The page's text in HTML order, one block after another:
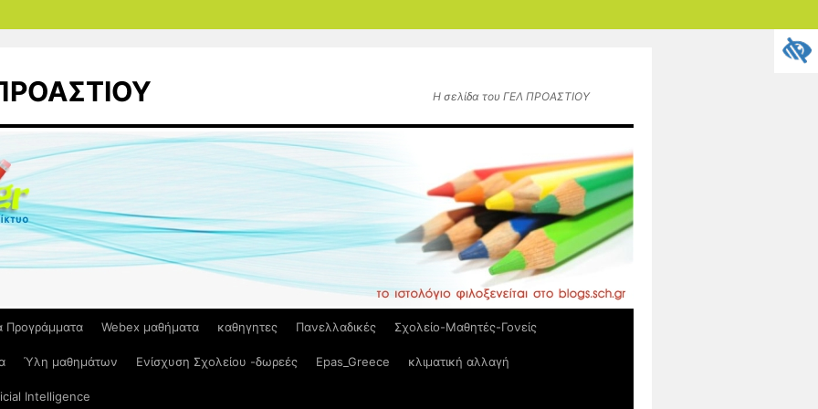
Η σελίδα του ΓΕΛ ΠΡΟΑΣΤΙΟΥ
Προγράμματα Webex μαθήματα καθηγητες Πανελλαδικές Σχολείο-Μαθητές-Γονείς
Ύλη μαθημάτων Ενίσχυση Σχολείου -δωρεές Epas_Greece κλιματική αλλαγή
Intelligence